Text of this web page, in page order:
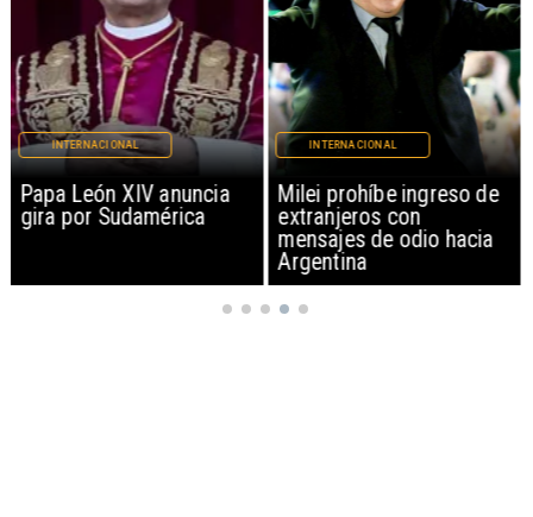
Papa León XIV anuncia
gira por Sudamérica
INTERNACIONAL
Milei prohíbe ingreso de
extranjeros con
mensajes de odio hacia
Argentina
INTERNACIONAL